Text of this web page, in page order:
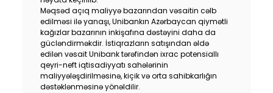
İnsan Resursları
Əlaqə və təkliflər
Məqsəd açıq maliyyə bazarından vəsaitin cəlb
edilməsi ilə yanaşı, Unibankın Azərbaycan qiymətli
kağızlar bazarının inkişafına dəstəyini daha da
gücləndirməkdir. İstiqrazların satışından əldə
edilən vəsait Unibank tərəfindən ixrac potensiallı
qeyri-neft iqtisadiyyatı sahələrinin
maliyyələşdirilməsinə, kiçik və orta sahibkarlığın
dəstəklənməsinə yönəldilir.